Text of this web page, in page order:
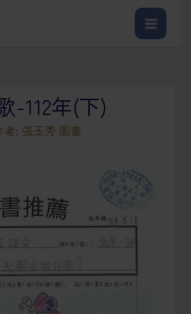
-112年(下)
: 張玉秀 圖書